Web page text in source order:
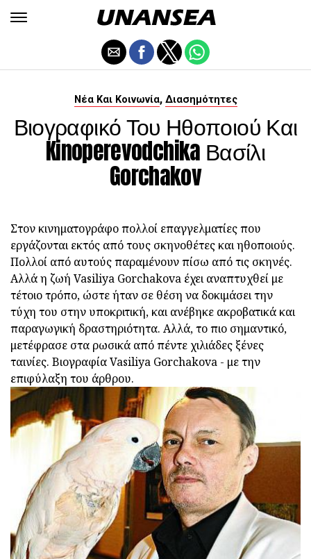
Νέα Και Κοινωνία, Διασημότητες
Βιογραφικό Του Ηθοποιού Και
Kinoperevodchika Βασίλι
Gorchakov
Στον κινηματογράφο πολλοί επαγγελματίες που
εργάζονται εκτός από τους σκηνοθέτες και ηθοποιούς.
Πολλοί από αυτούς παραμένουν πίσω από τις σκηνές.
Αλλά η ζωή Vasiliya Gorchakova έχει αναπτυχθεί με
τέτοιο τρόπο, ώστε ήταν σε θέση να δοκιμάσει την
τύχη του στην υποκριτική, και ανέβηκε ακροβατικά και
παραγωγική δραστηριότητα. Αλλά, το πιο σημαντικό,
μετέφρασε στα ρωσικά από πέντε χιλιάδες ξένες
ταινίες. Βιογραφία Vasiliya Gorchakova - με την
επιφύλαξη του άρθρου.